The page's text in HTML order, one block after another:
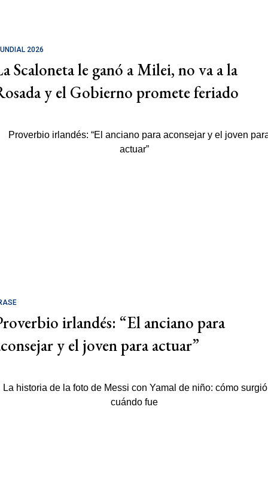
2026
Scaloneta le ganó a Milei, no va a la
y el Gobierno promete feriado
irlandés: “El anciano para
y el joven para actuar”